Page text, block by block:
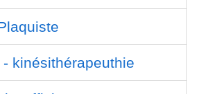
kinésithérapeuthie